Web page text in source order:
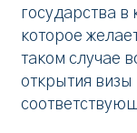
государства в
которое
таком случае
открытия